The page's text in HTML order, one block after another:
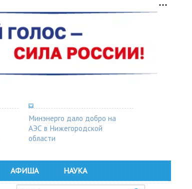
Минэнерго дало добро на
АЭС в Нижегородской
области
АФИША НАУКА